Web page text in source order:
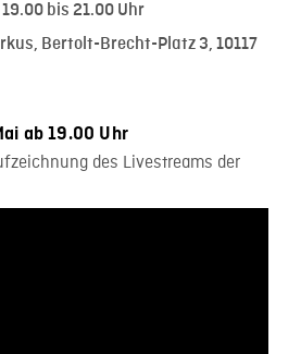
bis 21.00 Uhr
Bertolt-Brecht-Platz 3, 10117
ab 19.00 Uhr
des Livestreams der